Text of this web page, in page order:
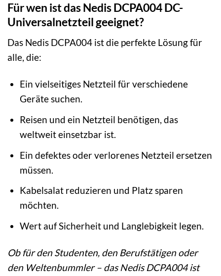
Für wen ist das Nedis DCPA004 DC-
Universalnetzteil geeignet?
Das Nedis DCPA004 ist die perfekte Lösung für
alle, die:
Ein vielseitiges Netzteil für verschiedene
Geräte suchen.
Reisen und ein Netzteil benötigen, das
weltweit einsetzbar ist.
Ein defektes oder verlorenes Netzteil ersetzen
müssen.
Kabelsalat reduzieren und Platz sparen
möchten.
Wert auf Sicherheit und Langlebigkeit legen.
Ob für den Studenten, den Berufstätigen oder
den Weltenbummler – das Nedis DCPA004 ist